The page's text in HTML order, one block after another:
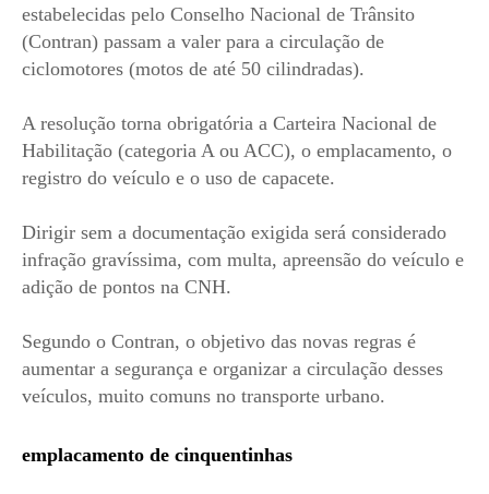
estabelecidas pelo Conselho Nacional de Trânsito
(Contran) passam a valer para a circulação de
ciclomotores (motos de até 50 cilindradas).
A resolução torna obrigatória a Carteira Nacional de
Habilitação (categoria A ou ACC), o emplacamento, o
registro do veículo e o uso de capacete.
Dirigir sem a documentação exigida será considerado
infração gravíssima, com multa, apreensão do veículo e
adição de pontos na CNH.
Segundo o Contran, o objetivo das novas regras é
aumentar a segurança e organizar a circulação desses
veículos, muito comuns no transporte urbano.
emplacamento de cinquentinhas